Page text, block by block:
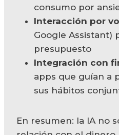
consumo por
Interacción por
Google Assistant)
presupuesto
Integración con
apps que guían a
sus hábitos
En resumen: la IA no